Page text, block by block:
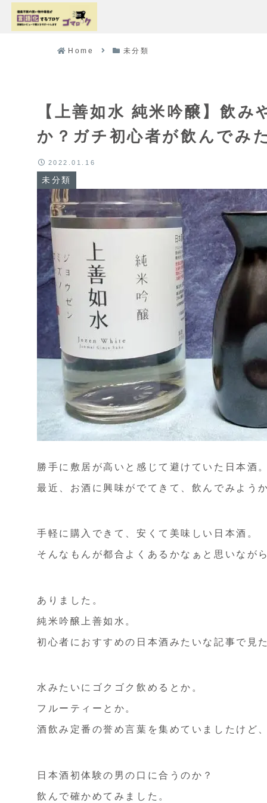
Home 未分類
【上善如水 純米吟醸】飲
か？ガチ初心者が飲んでみ
未分類
2022.01.16
勝手に敷居が高いと感じて避けていた日本酒
最近、お酒に興味がでてきて、飲んでみよう
手軽に購入できて、安くて美味しい日本酒。
そんなもんが都合よくあるかなぁと思いな
ありました。
純米吟醸上善如水。
初心者におすすめの日本酒みたいな記事で見
水みたいにゴクゴク飲めるとか。
フルーティーとか。
酒飲み定番の誉め言葉を集めていましたけど
日本酒初体験の男の口に合うのか？
飲んで確かめてみました。